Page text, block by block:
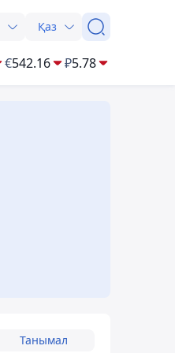
Қаз
€542.16 ₽5.78
Танымал